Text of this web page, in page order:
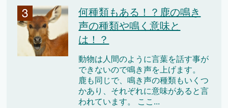
何種類もある！？鹿の鳴き
声の種類や鳴く意味と
は！？
動物は人間のように言葉を話す事が
できないので鳴き声を上げます。
鹿も同じで、鳴き声の種類もいくつ
かあり、それぞれに意味があると言
われています。 ここ...